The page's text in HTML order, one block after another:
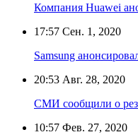
Компания Huawei
17:57 Сен. 1, 2020
Samsung
20:53 Авг. 28, 2020
СМИ сообщили о
10:57 Фев. 27, 2020